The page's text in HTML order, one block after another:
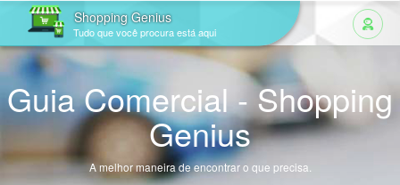
Shopping Genius
Tudo que você procura está aqui
Guia Comercial - Shopping
Genius
A melhor maneira de encontrar o que precisa.